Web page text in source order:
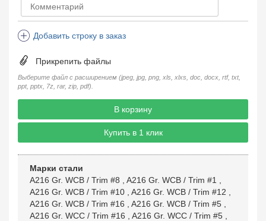
Конденсатоотводчик
Steam Trap
4
Компенсатор
Пламегаситель
Flame Arrester
73
Заказать в 1 клик
Добавить строку в заказ
Прикрепить файлы
Выберите файл с расширением (jpeg, jpg, png, xls, xlxs, doc, docx, rtf, txt,
ppt, pptx, 7z, rar, zip, pdf).
В корзину
Купить в 1 клик
Марки стали
A216 Gr. WCB / Trim #8
A216 Gr. WCB / Trim #1
A216 Gr. WCB / Trim #10
A216 Gr. WCB / Trim #12
A216 Gr. WCB / Trim #16
A216 Gr. WCB / Trim #5
A216 Gr. WCC / Trim #16
A216 Gr. WCC / Trim #5